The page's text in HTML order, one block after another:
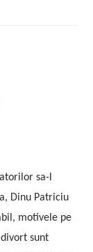
sa-l
Dinu Patriciu
motivele pe
sunt